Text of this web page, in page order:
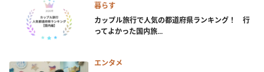
暮らす
カップル旅行で人気の都道府県ランキング！ 行
ってよかった国内旅...
エンタメ